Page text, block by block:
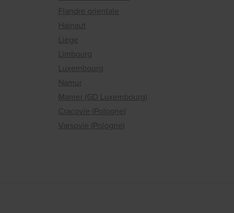
Flandre orientale
Hainaut
Liège
Limbourg
Luxembourg
Namur
Mamer (GD Luxembourg)
Cracovie (Pologne)
Varsovie (Pologne)